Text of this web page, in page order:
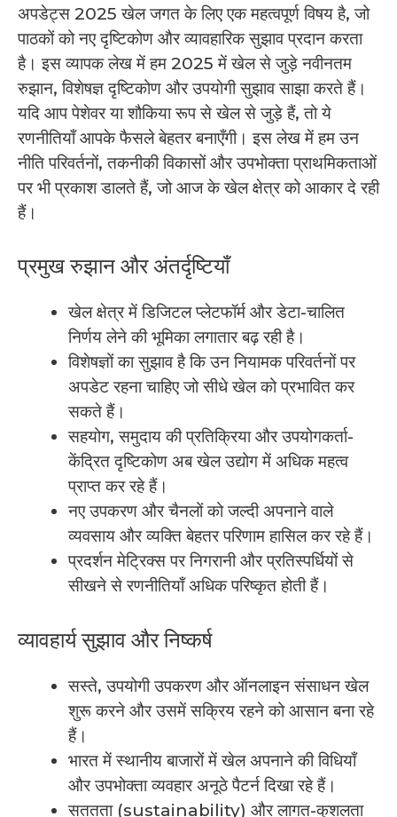
अपडेट्स 2025 ­खेल जगत के लिए एक महत्वपूर्ण विषय है, जो
पाठकों को नए दृष्टिकोण और व्यावहारिक सुझाव प्रदान करता
है। इस व्यापक लेख में हम 2025 में खेल से जुड़े नवीनतम
रुझान, विशेषज्ञ दृष्टिकोण और उपयोगी सुझाव साझा करते हैं।
यदि आप पेशेवर या शौकिया रूप से खेल से जुड़े हैं, तो ये
रणनीतियाँ आपके फैसले बेहतर बनाएँगी। इस लेख में हम उन
नीति परिवर्तनों, तकनीकी विकासों और उपभोक्ता प्राथमिकताओं
पर भी प्रकाश डालते हैं, जो आज के खेल क्षेत्र को आकार दे रही
हैं।
प्रमुख रुझान और अंतर्दृष्टियाँ
खेल क्षेत्र में डिजिटल प्लेटफॉर्म और डेटा-चालित
निर्णय लेने की भूमिका लगातार बढ़ रही है।
विशेषज्ञों का सुझाव है कि उन नियामक परिवर्तनों पर
अपडेट रहना चाहिए जो सीधे खेल को प्रभावित कर
सकते हैं।
सहयोग, समुदाय की प्रतिक्रिया और उपयोगकर्ता-
केंद्रित दृष्टिकोण अब खेल उद्योग में अधिक महत्व
प्राप्त कर रहे हैं।
नए उपकरण और चैनलों को जल्दी अपनाने वाले
व्यवसाय और व्यक्ति बेहतर परिणाम हासिल कर रहे हैं।
प्रदर्शन मेट्रिक्स पर निगरानी और प्रतिस्पर्धियों से
सीखने से रणनीतियाँ अधिक परिष्कृत होती हैं।
व्यावहार्य सुझाव और निष्कर्ष
सस्ते, उपयोगी उपकरण और ऑनलाइन संसाधन खेल
शुरू करने और उसमें सक्रिय रहने को आसान बना रहे
हैं।
भारत में स्थानीय बाजारों में खेल अपनाने की विधियाँ
और उपभोक्ता व्यवहार अनूठे पैटर्न दिखा रहे हैं।
सततता (sustainability) और लागत-कुशलता